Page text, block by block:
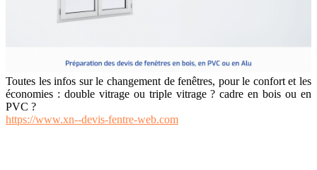
Toutes les infos sur le changement de fenêtres, pour le confort et les
économies : double vitrage ou triple vitrage ? cadre en bois ou en
PVC ?
https://www.xn--devis-fentre-web.com